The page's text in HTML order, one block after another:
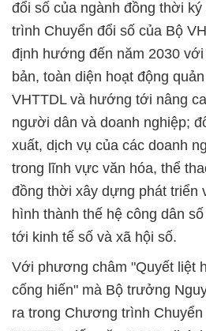
đổi số của ngành đồng thời
trình Chuyển đổi số của Bộ
định hướng đến năm 2030
bản, toàn diện hoạt động
VHTTDL và hướng tới nâng
người dân và doanh nghiệp;
xuất, dịch vụ của các doanh
trong lĩnh vực văn hóa, thể
đồng thời xây dựng phát triển
hình thành thế hệ công dân
tới kinh tế số và xã hội số.
Với phương châm "Quyết liệt
cống hiến" mà Bộ trưởng
ra trong Chương trình